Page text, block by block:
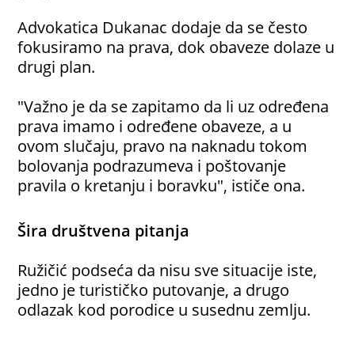
Advokatica Dukanac dodaje da se često
fokusiramo na prava, dok obaveze dolaze u
drugi plan.
"Važno je da se zapitamo da li uz određena
prava imamo i određene obaveze, a u
ovom slučaju, pravo na naknadu tokom
bolovanja podrazumeva i poštovanje
pravila o kretanju i boravku", ističe ona.
Šira društvena pitanja
Ružičić podseća da nisu sve situacije iste,
jedno je turističko putovanje, a drugo
odlazak kod porodice u susednu zemlju.